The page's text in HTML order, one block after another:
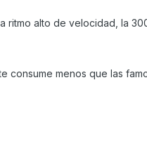
ritmo alto de velocidad, la
consume menos que las